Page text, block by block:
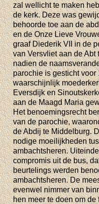
zal wellicht te maken
de kerk. Deze was
behoorde toe aan de
en de Onze Lieve
graaf Diederik VII in de
van Versvliet aan de
nadien de
parochie is gesticht voor
waarschijnlijk
Eversdijk en
aan de Maagd Maria
Het benoemingsrecht
van de parochie,
de Abdij te Middelburg.
nodige moeilijkheden
ambachtsheren.
compromis uit de bus,
beurtelings werden
ambachtsheren. De
evenwel nimmer van
hen meer te doen om